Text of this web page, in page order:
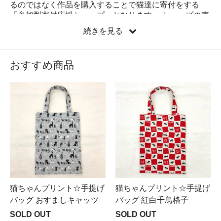
るのではなく作品を購入することで猫達に寄付をする
「参加型寄付応援ショップ」となります。 ショップの売
上は全て 「保護猫達の医療費や食費などに全額使わせて
続きを見る
おすすめ商品
猫ちゃんプリント☆手提げ
バッグ おすましキャッツ
SOLD OUT
猫ちゃんプリント☆手提げ
バッグ 紅白千鳥格子
SOLD OUT